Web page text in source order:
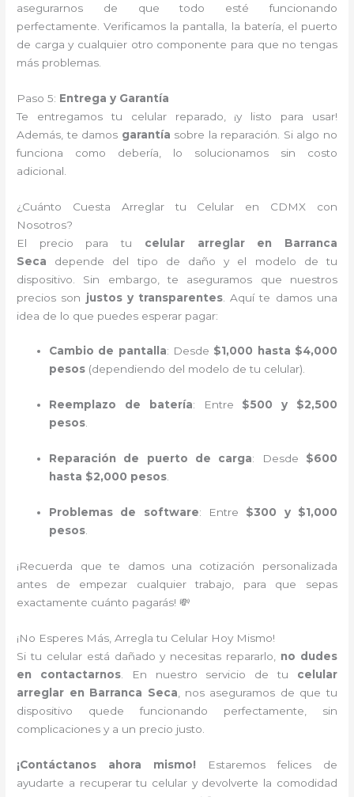
asegurarnos de que todo esté funcionando
perfectamente. Verificamos la pantalla, la batería, el puerto
de carga y cualquier otro componente para que no tengas
más problemas.
Paso 5: Entrega y Garantía
Te entregamos tu celular reparado, ¡y listo para usar!
Además, te damos garantía sobre la reparación. Si algo no
funciona como debería, lo solucionamos sin costo
adicional.
¿Cuánto Cuesta Arreglar tu Celular en CDMX con
Nosotros?
El precio para tu celular arreglar en Barranca
Seca depende del tipo de daño y el modelo de tu
dispositivo. Sin embargo, te aseguramos que nuestros
precios son justos y transparentes . Aquí te damos una
idea de lo que puedes esperar pagar:
Cambio de pantalla: Desde $1,000 hasta $4,000
pesos (dependiendo del modelo de tu celular).
Reemplazo de batería: Entre $500 y $2,500
pesos.
Reparación de puerto de carga: Desde $600
hasta $2,000 pesos
Problemas de software: Entre $300 y $1,000
pesos
¡Recuerda que te damos una cotización personalizada
antes de empezar cualquier trabajo, para que sepas
exactamente cuánto pagarás! 💸
¡No Esperes Más, Arregla tu Celular Hoy Mismo!
Si tu celular está dañado y necesitas repararlo, no dudes
en contactarnos. En nuestro servicio de tu celular
arreglar en Barranca Seca , nos aseguramos de que tu
dispositivo quede funcionando perfectamente, sin
complicaciones y a un precio justo.
¡Contáctanos ahora mismo! Estaremos felices de
ayudarte a recuperar tu celular y devolverte la comodidad